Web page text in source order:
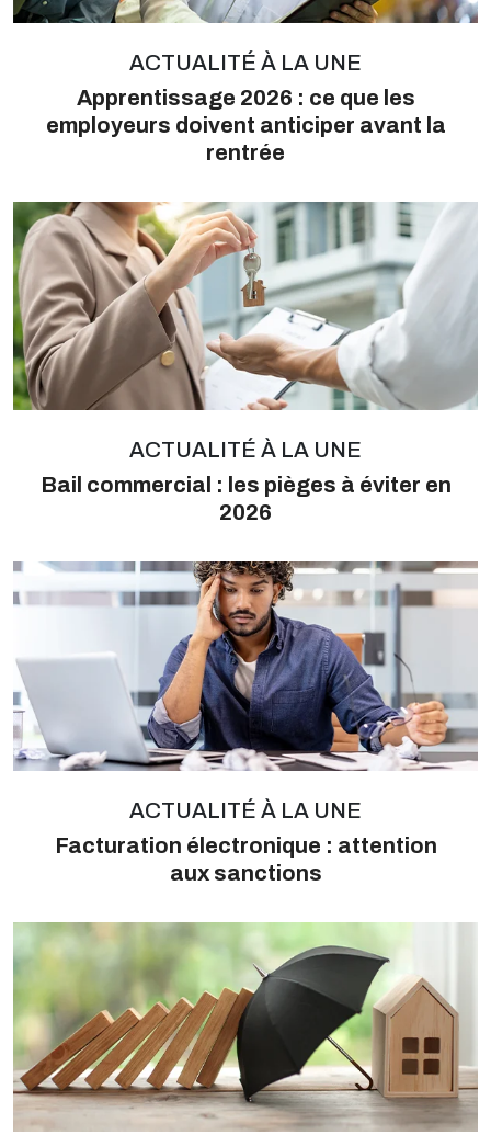
ACTUALITÉ À LA UNE
Apprentissage 2026 : ce que les
employeurs doivent anticiper avant la
rentrée
ACTUALITÉ À LA UNE
Bail commercial : les pièges à éviter en
2026
ACTUALITÉ À LA UNE
Facturation électronique : attention
aux sanctions